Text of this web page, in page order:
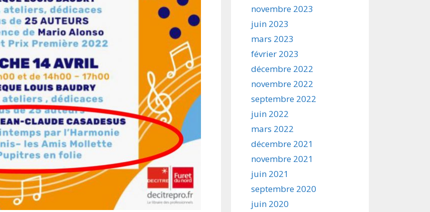
novembre 2023
juin 2023
mars 2023
février 2023
décembre 2022
novembre 2022
septembre 2022
juin 2022
mars 2022
décembre 2021
novembre 2021
juin 2021
septembre 2020
juin 2020